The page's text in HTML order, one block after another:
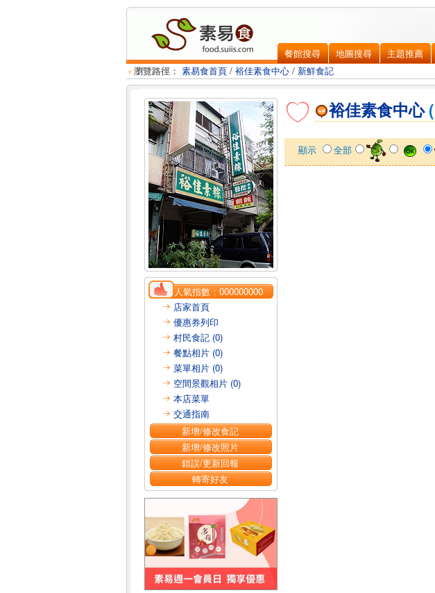
餐館搜尋 地圖搜尋 主題推薦
瀏覽路徑： 素易食首頁 / 裕佳素食中心 / 新鮮食記
人氣指數：000000000
店家首頁
優惠券列印
村民食記 (0)
餐點相片 (0)
菜單相片 (0)
空間景觀相片 (0)
本店菜單
交通指南
新增/修改食記
新增/修改照片
錯誤/更新回報
轉寄好友
裕佳素食中心 (
顯示 全部